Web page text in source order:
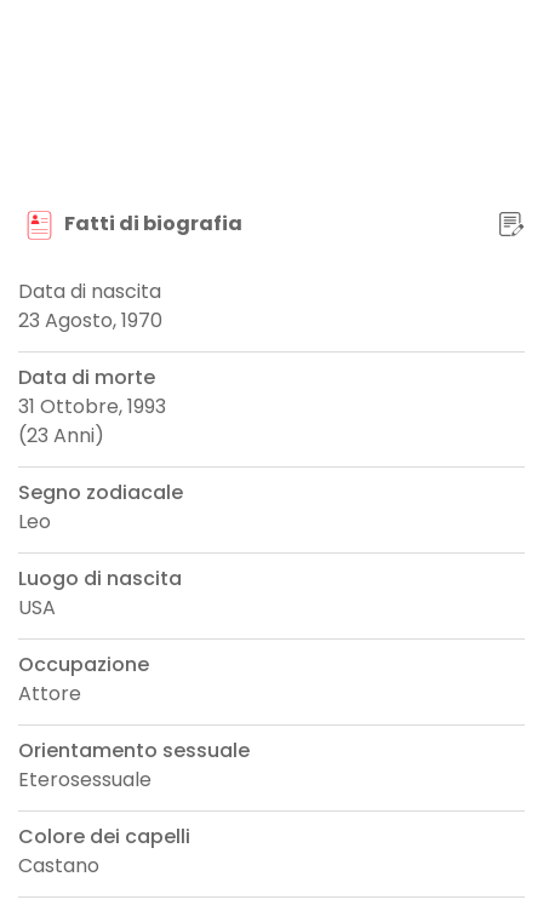
Fatti di biografia
Data di nascita
23 Agosto, 1970
Data di morte
31 Ottobre, 1993
(23 Anni)
Segno zodiacale
Leo
Luogo di nascita
USA
Occupazione
Attore
Orientamento sessuale
Eterosessuale
Colore dei capelli
Castano